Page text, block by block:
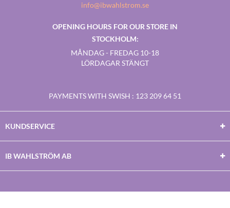
info@ibwahlstrom.se
OPENING HOURS FOR OUR STORE IN
STOCKHOLM:
MÅNDAG - FREDAG 10-18
LÖRDAGAR STÄNGT
PAYMENTS WITH SWISH : 123 209 64 51
KUNDSERVICE
IB WAHLSTRÖM AB
Facebook
TwitterYoutubeInstagram